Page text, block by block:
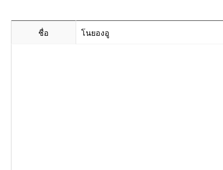
ชื่อ โนยองอู